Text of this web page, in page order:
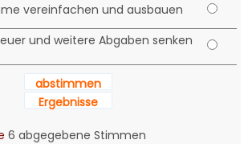
vereinfachen und ausbauen
und weitere Abgaben senken
abstimmen
Ergebnisse
6 abgegebene Stimmen